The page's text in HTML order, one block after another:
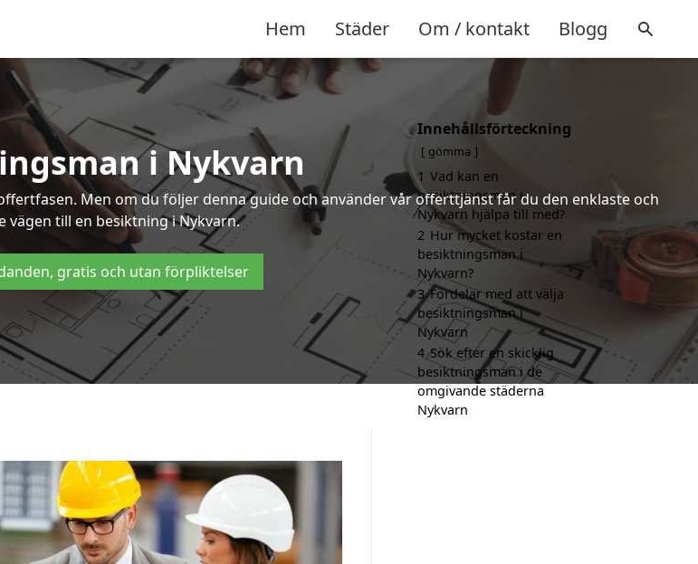
Hem Städer Om / kontakt Blogg
i Nykvarn
Men om du följer denna guide och använder vår offerttjänst får du den enklaste och
vägen till en besiktning i Nykvarn.
gratis och utan förpliktelser
Innehållsförteckning
gömma
1 Vad kan en
besiktningsman i
Nykvarn hjälpa till med?
2 Hur mycket kostar en
besiktningsman i
Nykvarn?
3 Fördelar med att välja
besiktningsman i
Nykvarn
4 Sök efter en skicklig
besiktningsman i de
omgivande städerna
Nykvarn